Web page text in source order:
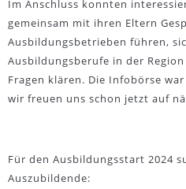
Im Anschluss konnten
gemeinsam mit ihren Eltern
Ausbildungsbetrieben führen,
Ausbildungsberufe in der
Fragen klären. Die Infobörse
wir freuen uns schon jetzt auf
Für den Ausbildungsstart 2024
Auszubildende: